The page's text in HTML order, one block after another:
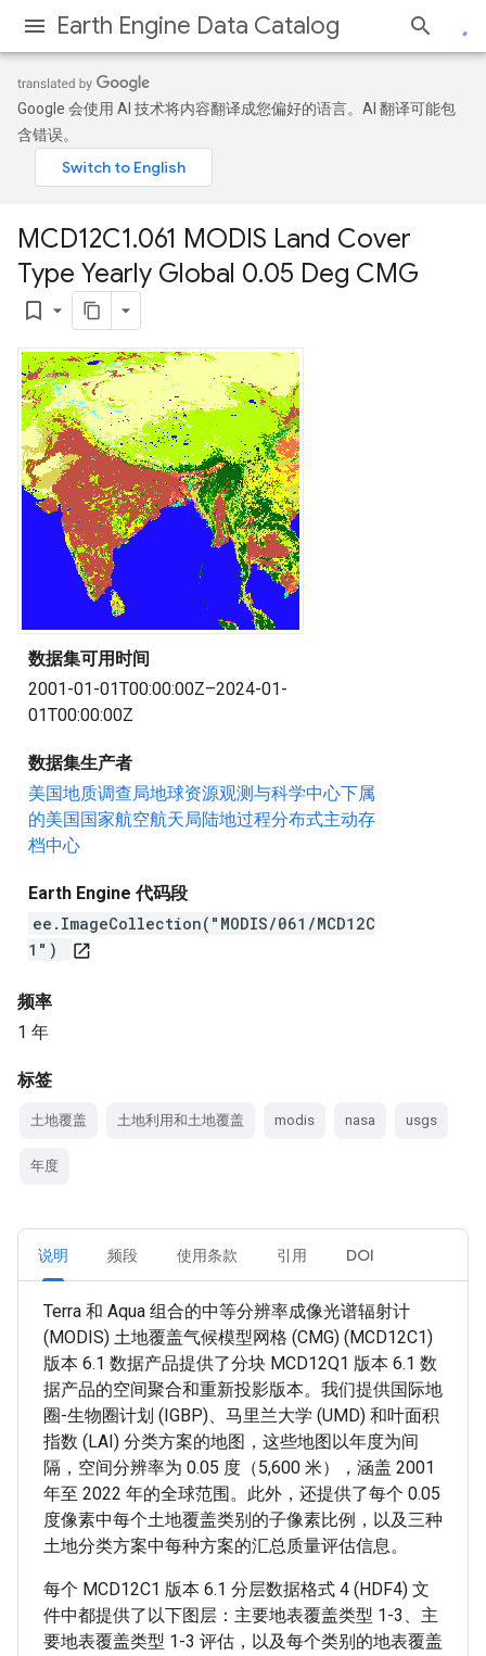
Earth Engine Data Catalog
Google 会使用 AI 技术将内容翻译成您偏好的语言。AI 翻译可能包
含错误。
MCD12C1.061 MODIS Land Cover
Type Yearly Global 0.05 Deg CMG
bookmark_border
数据集可用时间
2001-01-01T00:00:00Z–2024-01-
01T00:00:00Z
数据集生产者
美国地质调查局地球资源观测与科学中心下属
的美国国家航空航天局陆地过程分布式主动存
档中心
Earth Engine 代码段
ee.ImageCollection("MODIS/061/MCD12C
1")
open_in_new
频率
1 年
标签
土地覆盖 土地利用和土地覆盖 modis nasa usgs
年度
说明 频段 使用条款 引用 DOI
Terra 和 Aqua 组合的中等分辨率成像光谱辐射计
(MODIS) 土地覆盖气候模型网格 (CMG) (MCD12C1)
版本 6.1 数据产品提供了分块 MCD12Q1 版本 6.1 数
据产品的空间聚合和重新投影版本。我们提供国际地
圈-生物圈计划 (IGBP)、马里兰大学 (UMD) 和叶面积
指数 (LAI) 分类方案的地图，这些地图以年度为间
隔，空间分辨率为 0.05 度（5,600 米），涵盖 2001
年至 2022 年的全球范围。此外，还提供了每个 0.05
度像素中每个土地覆盖类别的子像素比例，以及三种
土地分类方案中每种方案的汇总质量评估信息。
每个 MCD12C1 版本 6.1 分层数据格式 4 (HDF4) 文
件中都提供了以下图层：主要地表覆盖类型 1-3、主
要地表覆盖类型 1-3 评估，以及每个类别的地表覆盖